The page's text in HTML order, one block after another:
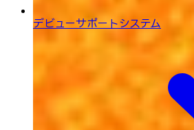
デビューサポートシステム